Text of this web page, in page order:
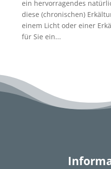
ein hervorragendes
diese (chronischen)
einem Licht oder einer
für Sie ein...